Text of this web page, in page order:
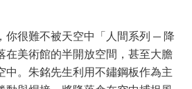
你很難不被天空中「人間系列 — 降
在美術館的半開放空間，甚至大膽
中。朱銘先生利用不鏽鋼板作為主